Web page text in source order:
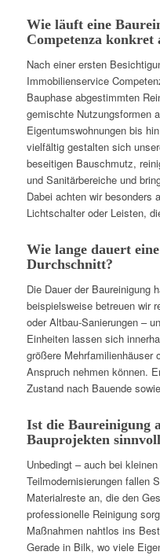
Wie läuft eine
Competenza konkret
Nach einer ersten
Immobilienservice
Bauphase abgestimmten
gemischte Nutzungsformen
Eigentumswohnungen bis
vielfältig gestalten sich
beseitigen Bauschmutz,
und Sanitärbereiche und
Dabei achten wir besonders
Lichtschalter oder Leisten,
Wie lange dauert
Durchschnitt?
Die Dauer der Baureinigung
beispielsweise betreuen wir
oder Altbau-Sanierungen –
Einheiten lassen sich
größere Mehrfamilienhäuser
Anspruch nehmen können.
Zustand nach Bauende
Ist die Baureinigung
Bauprojekten
Unbedingt – auch bei
Teilmodernisierungen fallen
Materialreste an, die den
professionelle Reinigung
Maßnahmen nahtlos ins
Gerade in Bilk, wo viele